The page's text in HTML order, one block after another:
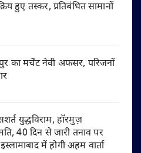
हुए तस्कर, प्रतिबंधित सामानों
का मर्चेंट नेवी अफसर, परिजनों
युद्धविराम, हॉरमुज़
40 दिन से जारी तनाव पर
में होगी अहम वार्ता